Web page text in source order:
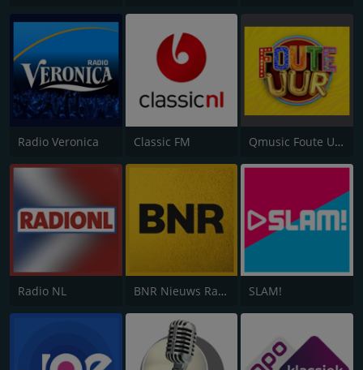
Radio Veronica Classic FM Qmusic Foute Uur
Radio NL BNR Nieuws Radio SLAM!